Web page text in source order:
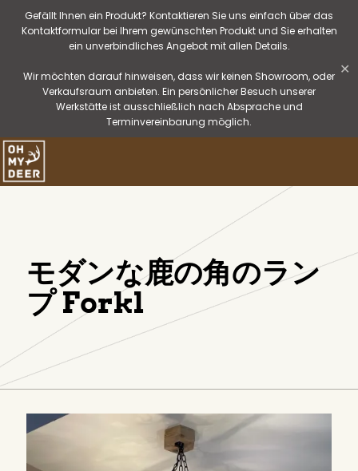
Gefällt Ihnen ein Produkt? Kontaktieren Sie uns einfach über das
Kontaktformular bei Ihrem gewünschten Produkt und Sie erhalten
ein unverbindliches Angebot mit allen Details.
Wir möchten darauf hinweisen, dass wir keinen Showroom, oder
Verkaufsraum anbieten. Ein persönlicher Besuch unserer
Werkstätte ist ausschließlich nach Absprache und
Terminvereinbarung möglich.
✕
モダンな鹿の角のラン
プ Forkl